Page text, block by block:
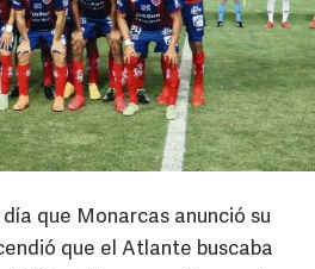
que Monarcas anunció su
que el Atlante buscaba